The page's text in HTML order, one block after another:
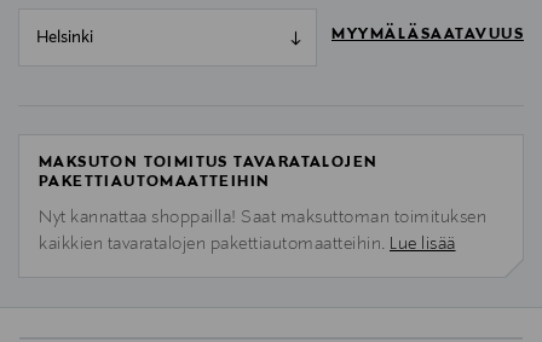
Helsinki MYYMÄLÄSAATAVUUS
MAKSUTON TOIMITUS TAVARATALOJEN
PAKETTIAUTOMAATTEIHIN
Nyt kannattaa shoppailla! Saat maksuttoman toimituksen
kaikkien tavaratalojen pakettiautomaatteihin. Lue lisää